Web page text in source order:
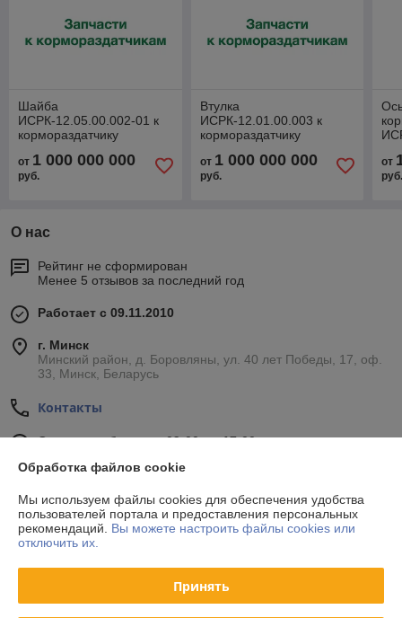
Шайба
ИСРК-12.05.00.002-01 к
кормораздатчику
от 1 000 000 000
руб.
Втулка
ИСРК-12.01.00.003 к
кормораздатчику
от 1 000 000 000
руб.
от
О нас
Рейтинг не сформирован
Менее 5 отзывов за последний год
Работает с 09.11.2010
г. Минск
Минский район, д. Боровляны, ул. 40 лет Победы, 17, оф.
33, Минск, Беларусь
Контакты
Сегодня работает с 09:00 до 17:00
Отзывы о магазине
34 отзывов за всё время
Обработка файлов cookie
Мы используем файлы cookies для обеспечения удобства
пользователей портала и предоставления персональных
рекомендаций. Вы можете настроить файлы cookies или
отключить их.
Принять